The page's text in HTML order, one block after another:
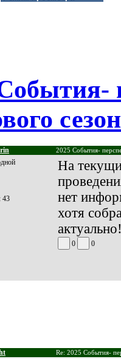
2025 События-
43
На
нет
хотя
0 0
Re: 2025 События-